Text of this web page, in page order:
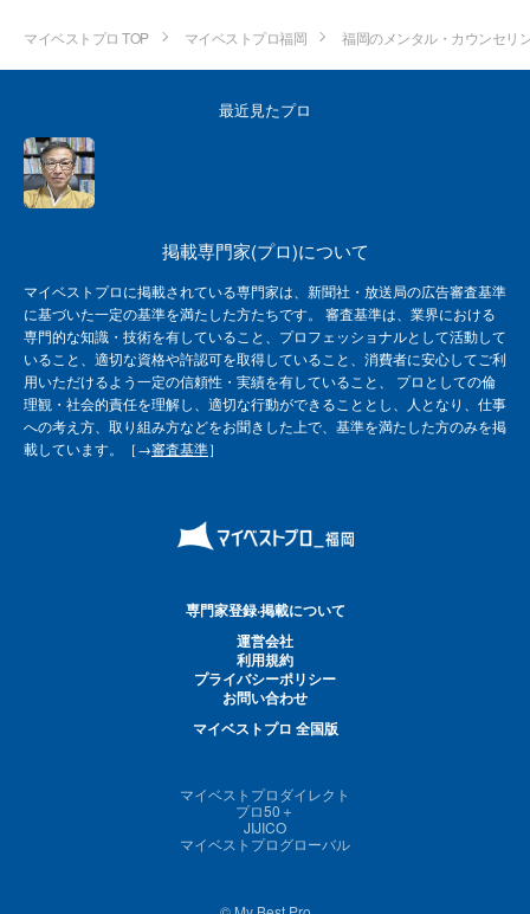
マイベストプロ TOP マイベストプロ福岡 福岡のメンタル・カウンセリ
最近見たプロ
掲載専門家(プロ)について
マイベストプロに掲載されている専門家は、新聞社・放送局の広告審査基準
に基づいた一定の基準を満たした方たちです。 審査基準は、業界における
専門的な知識・技術を有していること、プロフェッショナルとして活動して
いること、適切な資格や許認可を取得していること、消費者に安心してご利
用いただけるよう一定の信頼性・実績を有していること、 プロとしての倫
理観・社会的責任を理解し、適切な行動ができることとし、人となり、仕事
への考え方、取り組み方などをお聞きした上で、基準を満たした方のみを掲
載しています。［→審査基準］
専門家登録·掲載について
運営会社
利用規約
プライバシーポリシー
お問い合わせ
マイベストプロ 全国版
マイベストプロダイレクト
プロ50＋
JIJICO
マイベストプログローバル